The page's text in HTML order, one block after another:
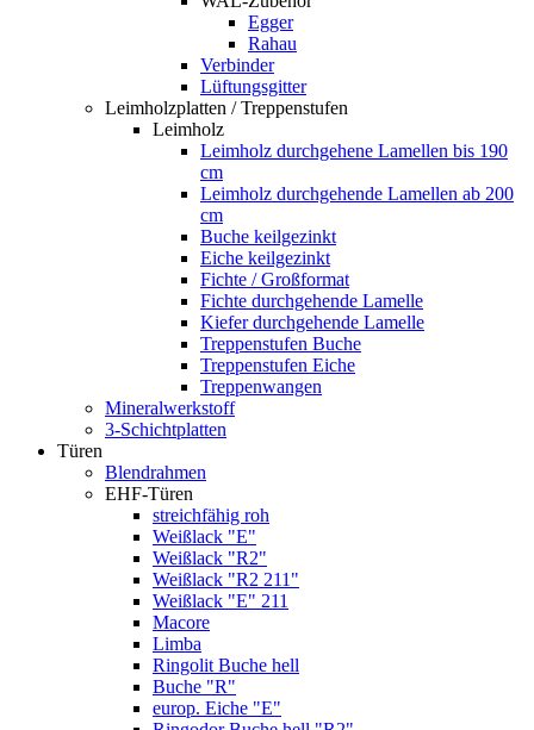
Egger
Rahau
Verbinder
Lüftungsgitter
Leimholzplatten / Treppenstufen
Leimholz
Leimholz durchgehene Lamellen bis 190
cm
Leimholz durchgehende Lamellen ab 200
cm
Buche keilgezinkt
Eiche keilgezinkt
Fichte / Großformat
Fichte durchgehende Lamelle
Kiefer durchgehende Lamelle
Treppenstufen Buche
Treppenstufen Eiche
Treppenwangen
Mineralwerkstoff
3-Schichtplatten
Türen
Blendrahmen
EHF-Türen
streichfähig roh
Weißlack "E"
Weißlack "R2"
Weißlack "R2 211"
Weißlack "E" 211
Macore
Limba
Ringolit Buche hell
Buche "R"
europ. Eiche "E"